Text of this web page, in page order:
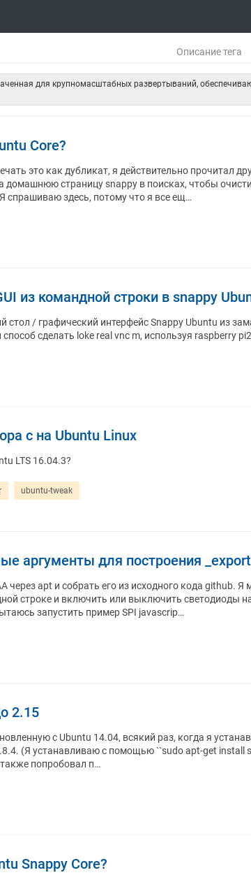
Описание тега
для крупномасштабных развертываний,
Core?
это как дубликат, я действительно прочитал
домашнюю страницу snappy в поисках, чтобы
спрашиваю здесь, потому что я все ещ…
из командной строки в snappy
стол / графический интерфейс Snappy Ubuntu из
сделать loke real vnc m, используя raspberry
c на Ubuntu Linux
LTS 16.04.3?
ubuntu-tweak
аргументы для построения
через apt и собрать его из исходного кода github. Я
строке и включить или выключить светодиоды
запустить пример SPI javascrip…
2.15
с Ubuntu 14.04, всякий раз, когда я
(Я устанавливаю с помощью ``sudo apt-get install
попробовал п…
Snappy Core?